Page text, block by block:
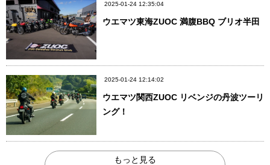
2025-01-24 12:35:04
ウエマツ東海ZUOC 満腹BBQ ブリオ半田
2025-01-24 12:14:02
ウエマツ関西ZUOC リベンジの丹波ツーリ
ング！
もっと見る